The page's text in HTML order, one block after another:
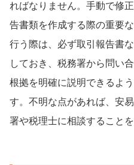
ればなりません。手動で修
告書類を作成する際の重要
行う際は、必ず取引報告書
しておき、税務署から問い
根拠を明確に説明できるよ
す。不明な点があれば、安
署や税理士に相談することを